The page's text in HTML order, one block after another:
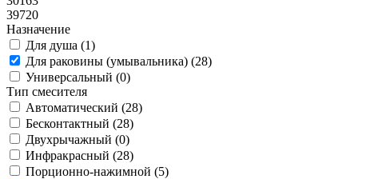
39720
Назначение
Для душа (1)
Для раковины (умывальника) (28)
Универсальный (0)
Тип смесителя
Автоматический (28)
Бесконтактный (28)
Двухрычажный (0)
Инфракрасный (28)
Порционно-нажимной (5)